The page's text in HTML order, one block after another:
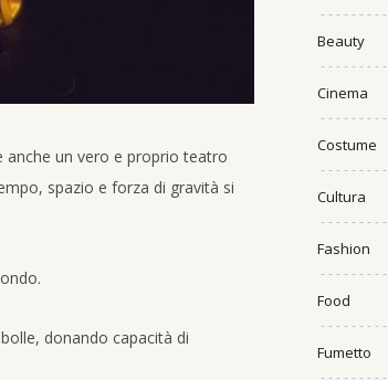
anche un vero e proprio teatro
spazio e forza di gravità si
donando capacità di
Beauty
Cinema
Costume
Cultura
Fashion
Food
Fumetto